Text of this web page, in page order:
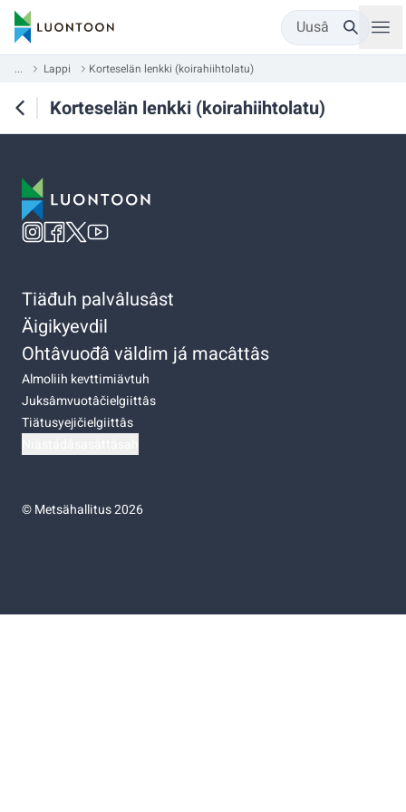
Uusâ
... Lappi Korteselän lenkki (koirahiihtolatu)
Korteselän lenkki (koirahiihtolatu)
Tiäđuh palvâlusâst
Äigikyevdil
Ohtâvuođâ väldim já macâttâs
Almoliih kevttimiävtuh
Juksâmvuotâčielgiittâs
Tiätusyejičielgiittâs
©Metsähallitus 2026